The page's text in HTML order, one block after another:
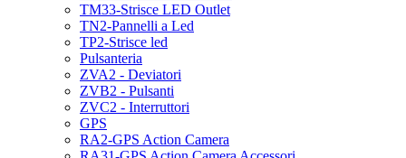
TM33-Strisce LED Outlet
TN2-Pannelli a Led
TP2-Strisce led
Pulsanteria
ZVA2 - Deviatori
ZVB2 - Pulsanti
ZVC2 - Interruttori
GPS
RA2-GPS Action Camera